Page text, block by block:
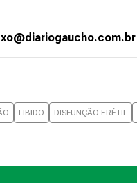
LIBIDO DISFUNÇÃO ERÉTIL